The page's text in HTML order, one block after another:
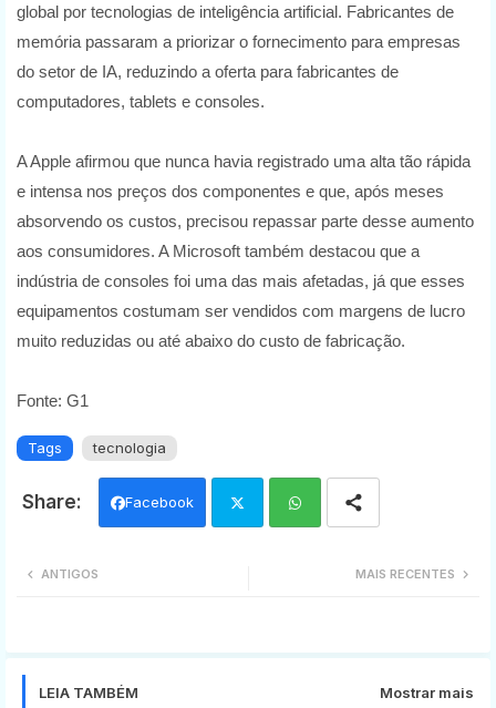
global por tecnologias de inteligência artificial. Fabricantes de
memória passaram a priorizar o fornecimento para empresas
do setor de IA, reduzindo a oferta para fabricantes de
computadores, tablets e consoles.
A Apple afirmou que nunca havia registrado uma alta tão rápida
e intensa nos preços dos componentes e que, após meses
absorvendo os custos, precisou repassar parte desse aumento
aos consumidores. A Microsoft também destacou que a
indústria de consoles foi uma das mais afetadas, já que esses
equipamentos costumam ser vendidos com margens de lucro
muito reduzidas ou até abaixo do custo de fabricação.
Fonte: G1
Tags tecnologia
Facebook
MAIS RECENTES
ANTIGOS
LEIA TAMBÉM Mostrar mais